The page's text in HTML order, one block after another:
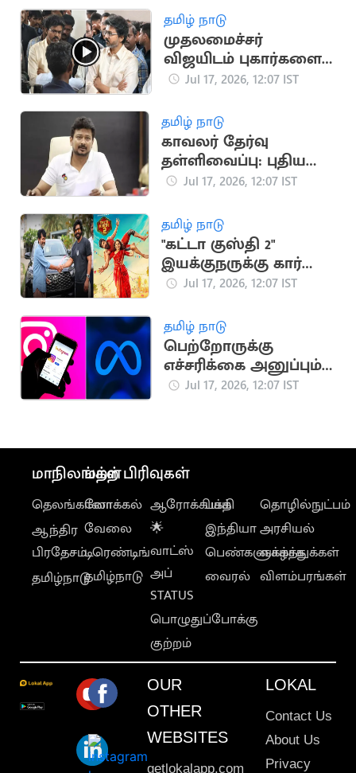
போராட்டம்
தமிழ் நாடு
முதலமைச்சர்
விஜயிடம் புகார்களை
அடுக்கிய விடுதி
Jul 17, 2026, 12:07 IST
தமிழ் நாடு
காவலர் தேர்வு
தள்ளிவைப்பு: புதிய
அரசுக்கு உதயநிதி
Jul 17, 2026, 12:07 IST
தமிழ் நாடு
"கட்டா குஸ்தி 2"
இயக்குநருக்கு கார்
பரிசளித்த விஷ்ணு
Jul 17, 2026, 12:07 IST
தமிழ் நாடு
பெற்றோருக்கு
எச்சரிக்கை அனுப்பும்
இன்ஸ்டாகிராம் புதிய
Jul 17, 2026, 12:07 IST
மாநிலங்கள்
தெலங்கானா
ஆந்திர
பிரதேசம்
தமிழ்நாடு
மற்ற பிரிவுகள்
லோக்கல்
வேலை
டிரெண்டிங்
தமிழ்நாடு
ஆரோக்கியம்
🌟
வாட்ஸ்
அப்
STATUS
பொழுதுப்போக்கு
குற்றம்
பக்தி
இந்தியா
பெண்களுக்காக
வைரல்
தொழில்நுட்பம்
அரசியல்
வாழ்த்துக்கள்
விளம்பரங்கள்
OUR
OTHER
WEBSITES
getlokalapp.com
LOKAL
Contact Us
About Us
Privacy